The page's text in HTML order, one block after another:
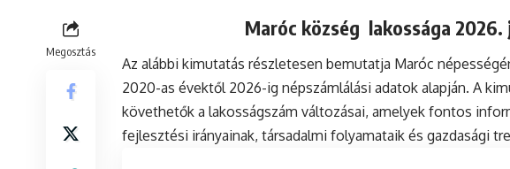
Megosztás
Maróc község lakossága 2026.
Az alábbi kimutatás részletesen bemutatja Maróc
2020-as évektől 2026-ig népszámlálási adatok alapján. A
követhetők a lakosságszám változásai, amelyek fontos
fejlesztési irányainak, társadalmi folyamataik és gazdasági